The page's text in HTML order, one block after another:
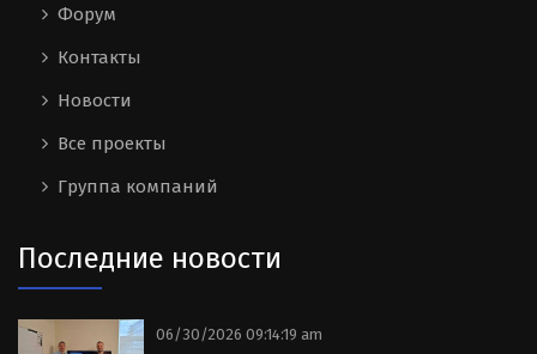
Форум
Контакты
Новости
Все проекты
Группа компаний
Последние новости
06/30/2026 09:14:19 am